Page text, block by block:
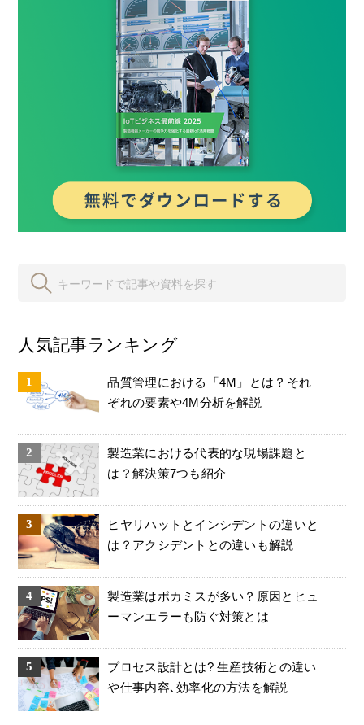
人気記事ランキング
品質管理における「4M」とは？それ
ぞれの要素や4M分析を解説
製造業における代表的な現場課題と
は？解決策7つも紹介
ヒヤリハットとインシデントの違いと
は？アクシデントとの違いも解説
製造業はポカミスが多い？原因とヒュ
ーマンエラーも防ぐ対策とは
プロセス設計とは? 生産技術との違い
や仕事内容､効率化の方法を解説